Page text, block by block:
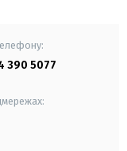
390 5077